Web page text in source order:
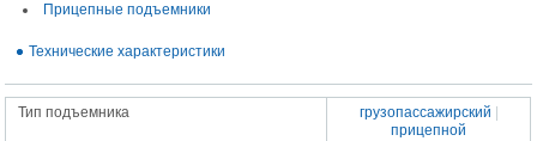
Прицепные подъемники
Технические характеристики
Тип подъемника грузопассажирский
прицепной